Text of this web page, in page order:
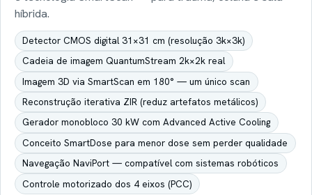
híbrida.
Detector CMOS digital 31×31 cm (resolução 3k×3k)
Cadeia de imagem QuantumStream 2k×2k real
Imagem 3D via SmartScan em 180° — um único scan
Reconstrução iterativa ZIR (reduz artefatos metálicos)
Gerador monobloco 30 kW com Advanced Active Cooling
Conceito SmartDose para menor dose sem perder qualidade
Navegação NaviPort — compatível com sistemas robóticos
Controle motorizado dos 4 eixos (PCC)